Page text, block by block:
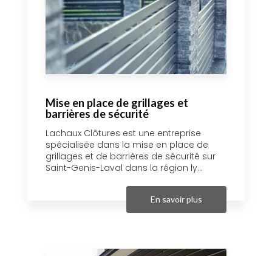
Mise en place de grillages et
barrières de sécurité
Lachaux Clôtures est une entreprise
spécialisée dans la mise en place de
grillages et de barrières de sécurité sur
Saint-Genis-Laval dans la région ly...
En savoir plus